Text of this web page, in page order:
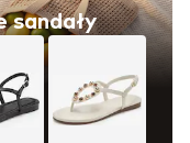
sandały